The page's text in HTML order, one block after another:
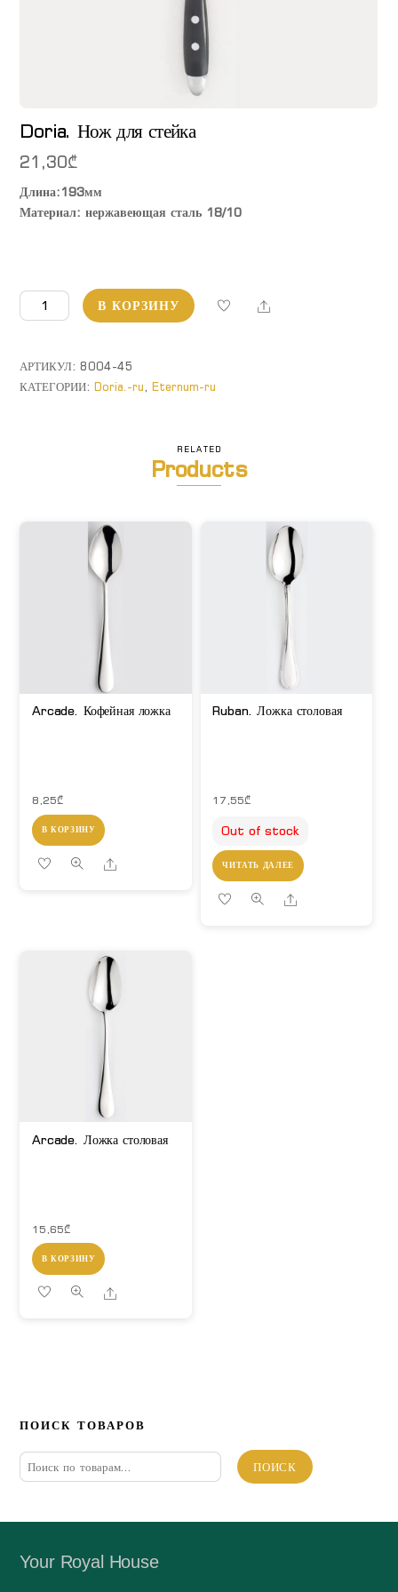
Doria. Нож для стейка
21,30₾
Длина:193мм
Материал: нержавеющая сталь 18/10
Количество
товара
Нож
для
В КОРЗИНУ Share
АРТИКУЛ:8004-45
КАТЕГОРИИ:Doria.-ru,Eternum-ru
RELATED
Products
Arcade. Кофейная ложка
8,25₾
В КОРЗИНУ
Share
Ruban. Ложка столовая
17,55₾
Out of stock
ЧИТАТЬ ДАЛЕЕ
Share
Arcade. Ложка столовая
15,65₾
В КОРЗИНУ
Share
ПОИСК ТОВАРОВ
Искать:
ПОИСК
Your Royal House